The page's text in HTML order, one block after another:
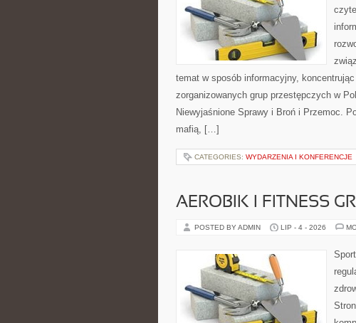
temat w sposób informacyjny,
zorganizowanych grup przestępczych w
Niewyjaśnione Sprawy i Broń i Przemoc.
mafią, […]
CATEGORIES: WYDARZENIA I KONFERENCJE
AEROBIK I FITNESS
POSTED BY ADMIN LIP - 4 - 2026